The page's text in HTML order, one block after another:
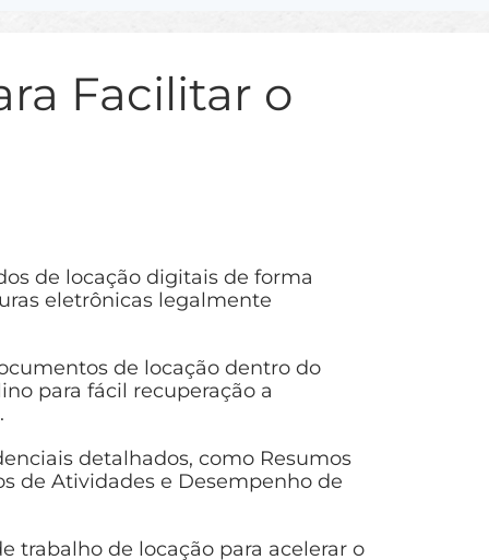
Facilitar o
de locação digitais de forma
eletrônicas legalmente
de locação dentro do
para fácil recuperação a
detalhados, como Resumos
de Atividades e Desempenho de
trabalho de locação para acelerar o